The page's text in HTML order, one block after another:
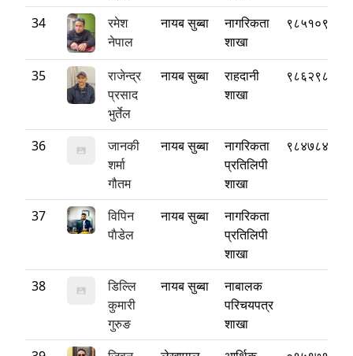
34
रमेश
नेपाल
नायब सुब्बा
नागरिकता
शाखा
35
राजेन्द्र
प्रसाद
भुर्तेल
नायब सुब्बा
राहदानी
शाखा
36
जानकी
शर्मा
गौतम
नायब सुब्बा
नागरिकता
प्रतिलिपी
शाखा
37
विपिन
पाैडेल
नायब सुब्बा
नागरिकता
प्रतिलिपी
शाखा
38
डिल्लि
कुमारी
गुरुङ
नायब सुब्बा
नाबालक
परिचयपत्र
शाखा